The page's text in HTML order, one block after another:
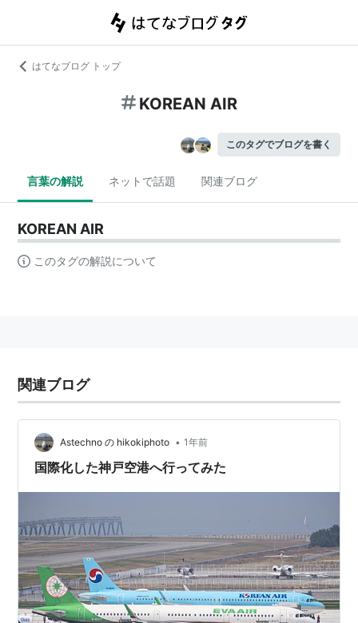
はてなブログ トップ
KOREAN AIR
このタグでブログを書く
言葉の解説 ネットで話題 関連ブログ
KOREAN AIR
このタグの解説について
関連ブログ
Astechno の hikokiphoto • 1年前
国際化した神戸空港へ行ってみた